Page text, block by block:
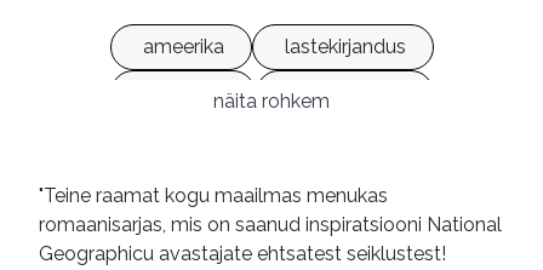
ameerika
lastekirjandus
romaanid
heliraamatud
näita rohkem
"Teine raamat kogu maailmas menukas
romaanisarjas, mis on saanud inspiratsiooni National
Geographicu avastajate ehtsatest seiklustest!